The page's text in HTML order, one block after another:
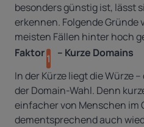
besonders günstig ist, lässt
erkennen. Folgende Gründe
meisten Fällen hinter hoch
Faktor1
– Kurze Domains
In der Kürze liegt die Würze
der Domain-Wahl. Denn
einfacher von Menschen im
dementsprechend auch